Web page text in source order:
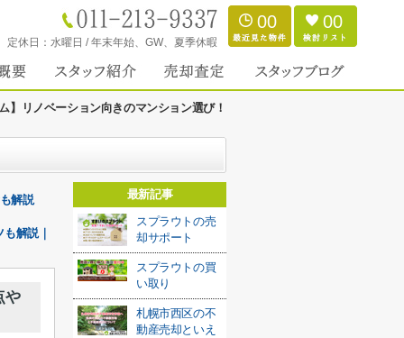
定休日： 水曜日 / 年末年始、GW、夏季休暇
00 00
ム】リノベーション向きのマンション選び！
解説
解説｜
や
最新記事
スプラウトの売
却サポート
スプラウトの買
い取り
札幌市西区の不
動産売却といえ